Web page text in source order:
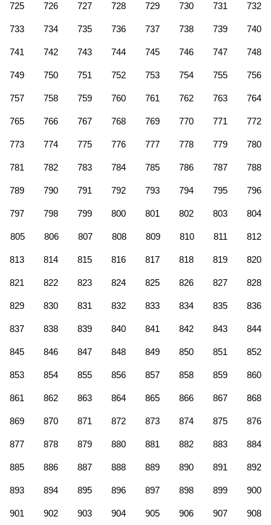
725 726 727 728 729 730 731 732
733 734 735 736 737 738 739 740
741 742 743 744 745 746 747 748
749 750 751 752 753 754 755 756
757 758 759 760 761 762 763 764
765 766 767 768 769 770 771 772
773 774 775 776 777 778 779 780
781 782 783 784 785 786 787 788
789 790 791 792 793 794 795 796
797 798 799 800 801 802 803 804
805 806 807 808 809 810 811 812
813 814 815 816 817 818 819 820
821 822 823 824 825 826 827 828
829 830 831 832 833 834 835 836
837 838 839 840 841 842 843 844
845 846 847 848 849 850 851 852
853 854 855 856 857 858 859 860
861 862 863 864 865 866 867 868
869 870 871 872 873 874 875 876
877 878 879 880 881 882 883 884
885 886 887 888 889 890 891 892
893 894 895 896 897 898 899 900
901 902 903 904 905 906 907 908